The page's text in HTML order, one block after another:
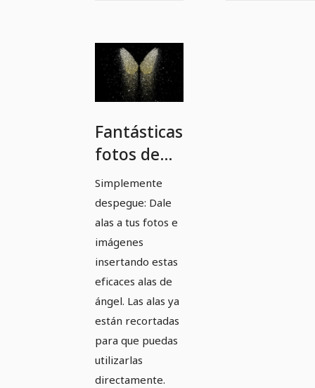
Fantásticas
fotos de
alas con
eficaces
alas de
ángel
Simplemente
despegue: Dale
alas a tus fotos e
imágenes
insertando estas
eficaces alas de
ángel. Las alas ya
están recortadas
para que puedas
utilizarlas
directamente.